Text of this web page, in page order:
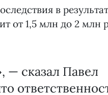
в
от 1,5 млн до 2 млн
— сказал Павел